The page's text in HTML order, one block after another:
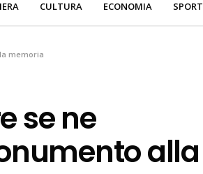
CULTURA ECONOMIA SPORT
memoria
se ne
alla